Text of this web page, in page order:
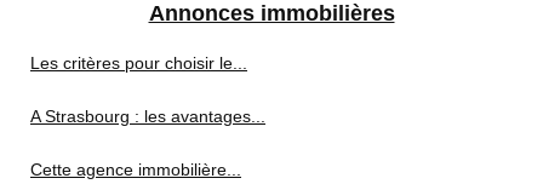
Annonces immobilières
Les critères pour choisir le...
A Strasbourg : les avantages...
Cette agence immobilière...